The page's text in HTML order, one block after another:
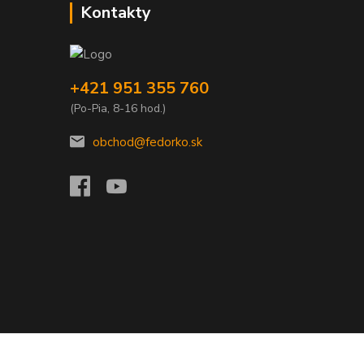
Kontakty
+421 951 355 760
(Po-Pia, 8-16 hod.)
obchod@fedorko.sk